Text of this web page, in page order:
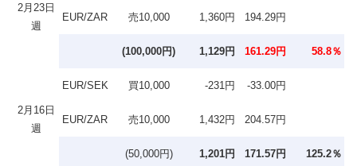
2月23日
週
EUR/ZAR 売10,000 1,360円 194.29円
(100,000円) 1,129円 161.29円 58.8％
2月16日
週
EUR/SEK 買10,000 -231円 -33.00円
EUR/ZAR 売10,000 1,432円 204.57円
(50,000円) 1,201円 171.57円 125.2％